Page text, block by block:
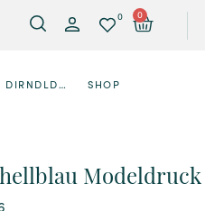
0 0
DIRNDLDESIGNER SHOP
Modeldruck